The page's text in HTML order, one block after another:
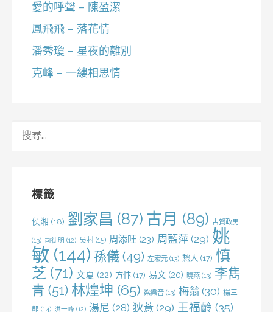
愛的呼聲 – 陳盈潔
鳳飛飛 – 落花情
潘秀瓊 – 星夜的離別
克峰 – 一縷相思情
標籤
侯湘 (18) 劉家昌 (87) 古月 (89) 古賀政男
(13) 司徒明 (12) 吳村 (15) 周添旺 (23) 周藍萍 (29) 姚
敏 (144) 孫儀 (49) 左宏元 (13) 愁人 (17) 慎
芝 (71) 文夏 (22) 方忭 (17) 易文 (20) 曉燕 (13) 李雋
青 (51) 林煌坤 (65) 梁樂音 (13) 梅翁 (30) 楊三
郎 (14) 洪一峰 (12) 湯尼 (28) 狄薏 (29) 王福齡 (35)